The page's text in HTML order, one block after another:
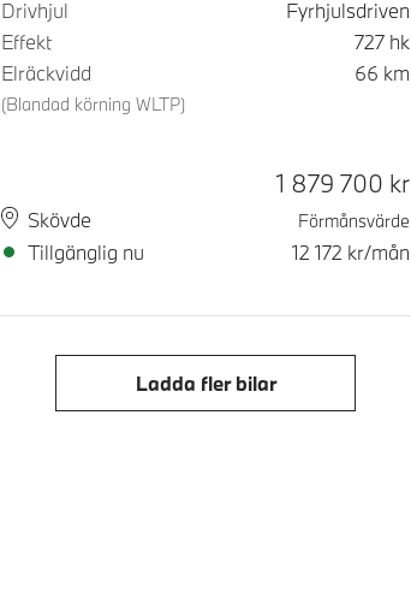
Drivhjul
Fyrhjulsdriven
Effekt
727 hk
Elräckvidd
(Blandad körning WLTP)
66 km
PlatsSkövde
Leveranstid
Tillgänglig nu
Kontantpris
1 879 700 kr
Förmånsvärde
12 172 kr/mån
Ladda fler bilar